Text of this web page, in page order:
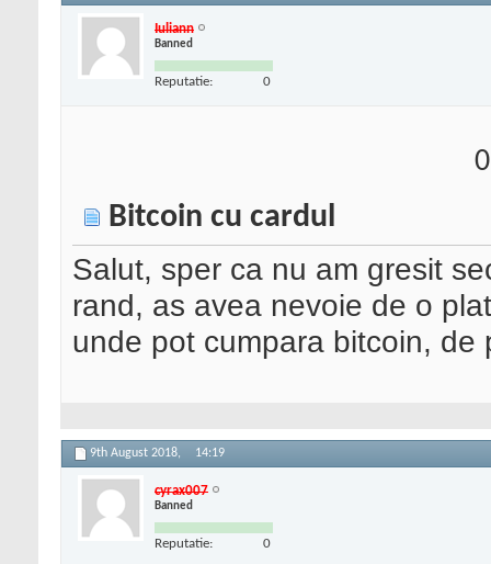
Iuliann
Banned
Reputatie: 0
Bitcoin cu cardul
Salut, sper ca nu am gresit
rand, as avea nevoie de o
unde pot cumpara bitcoin, de
9th August 2018, 14:19
cyrax007
Banned
Reputatie: 0